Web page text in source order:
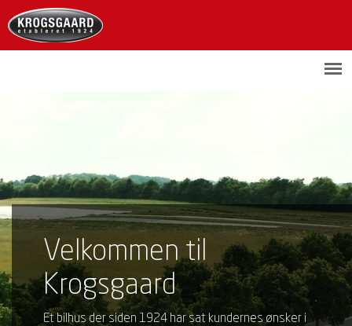
Velkommen til
Krogsgaard
Et bilhus der siden 1924 har sat kundernes ønsker i